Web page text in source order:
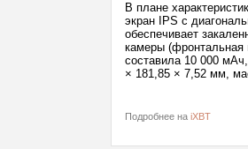
В плане
экран IPS с
обеспечивает
камеры (фронтальная
составила 10 000
× 181,85 × 7,52 мм,
Подробнее на iXBT